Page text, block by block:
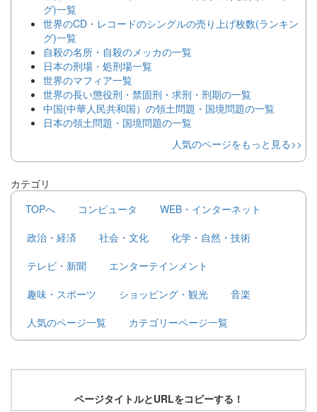
グ)一覧
世界のCD・レコードのシングルの売り上げ枚数(ランキン
グ)一覧
自殺の名所・自殺のメッカの一覧
日本の刑場・処刑場一覧
世界のマフィア一覧
世界の長い懲役刑・禁固刑・求刑・刑期の一覧
中国(中華人民共和国）の領土問題・国境問題の一覧
日本の領土問題・国境問題の一覧
人気のページをもっと見る>>
カテゴリ
TOPへ
コンピュータ
WEB・インターネット
政治・経済
社会・文化
化学・自然・技術
テレビ・新聞
エンターテインメント
趣味・スポーツ
ショッピング・観光
音楽
人気のページ一覧
カテゴリーページ一覧
ページタイトルとURLをコピーする！